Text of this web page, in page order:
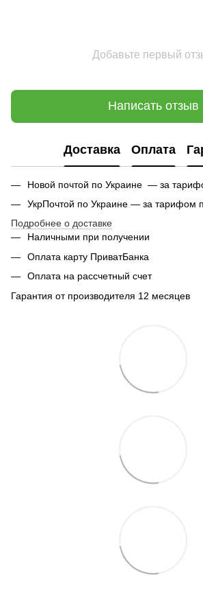
Добавьте первый
Написать отзыв
Доставка Оплата
Новой почтой по Украине — за
УкрПочтой по Украине — за тарифом
Подробнее о доставке
Наличными при получении
Оплата карту ПриватБанка
Оплата на рассчетный счет
Гарантия от производителя 12 месяцев